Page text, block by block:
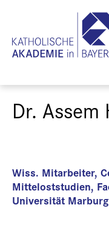
Dr. Assem
Wiss. Mitarbeiter,
Mitteloststudien,
Universität Marburg